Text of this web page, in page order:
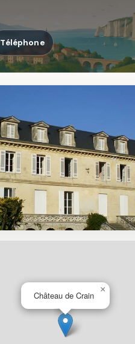
Téléphone
Château de Crain
×